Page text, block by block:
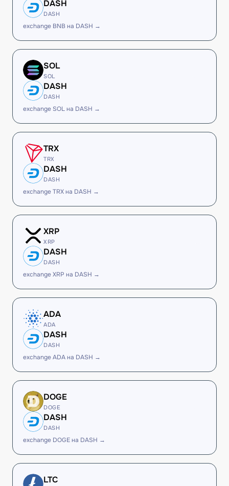
DASH
DASH
exchange BNB на DASH →
SOL
SOL
DASH
DASH
exchange SOL на DASH →
TRX
TRX
DASH
DASH
exchange TRX на DASH →
XRP
XRP
DASH
DASH
exchange XRP на DASH →
ADA
ADA
DASH
DASH
exchange ADA на DASH →
DOGE
DOGE
DASH
DASH
exchange DOGE на DASH →
LTC